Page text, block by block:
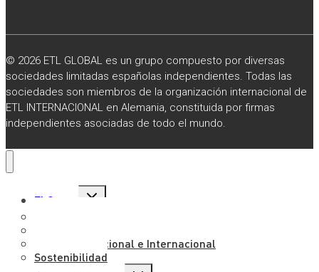
© 2026 ETL GLOBAL es un grupo compuesto por diversas
sociedades limitadas españolas independientes. Todas las
sociedades son miembros de la organización internacional de
ETL INTERNACIONAL en Alemania, constituida por firmas
independientes asociadas de todo el mundo.
El Grupo
Alternar
Presencia Nacional e Internacional
Sostenibilidad